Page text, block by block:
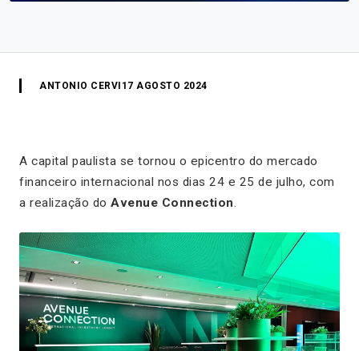
ANTONIO CERVI 17 AGOSTO 2024
A capital paulista se tornou o epicentro do mercado
financeiro internacional nos dias 24 e 25 de julho, com
a realização do Avenue Connection.